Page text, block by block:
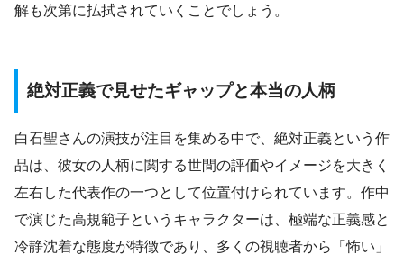
解も次第に払拭されていくことでしょう。
絶対正義で見せたギャップと本当の人柄
白石聖さんの演技が注目を集める中で、絶対正義という作
品は、彼女の人柄に関する世間の評価やイメージを大きく
左右した代表作の一つとして位置付けられています。作中
で演じた高規範子というキャラクターは、極端な正義感と
冷静沈着な態度が特徴であり、多くの視聴者から「怖い」